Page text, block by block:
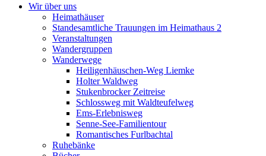
Wir über uns
Heimathäuser
Standesamtliche Trauungen im Heimathaus 2
Veranstaltungen
Wandergruppen
Wanderwege
Heiligenhäuschen-Weg Liemke
Holter Waldweg
Stukenbrocker Zeitreise
Schlossweg mit Waldteufelweg
Ems-Erlebnisweg
Senne-See-Familientour
Romantisches Furlbachtal
Ruhebänke